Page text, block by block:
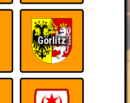
RESERVIERUNG
ÜBER UNS
Görlitz